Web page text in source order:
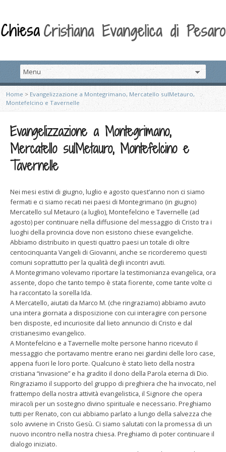
Home > Evangelizzazione a Montegrimano, Mercatello sulMetauro,
Montefelcino e Tavernelle
Evangelizzazione a Montegrimano,
Mercatello sulMetauro, Montefelcino e
Tavernelle
Nei mesi estivi di giugno, luglio e agosto quest’anno non ci siamo
fermati e ci siamo recati nei paesi di Montegrimano (in giugno)
Mercatello sul Metauro (a luglio), Montefelcino e Tavernelle (ad
agosto) per continuare nella diffusione del messaggio di Cristo tra i
luoghi della provincia dove non esistono chiese evangeliche.
Abbiamo distribuito in questi quattro paesi un totale di oltre
centocinquanta Vangeli di Giovanni, anche se ricorderemo questi
comuni soprattutto per la qualità degli incontri avuti.
A Montegrimano volevamo riportare la testimonianza evangelica, ora
assente, dopo che tanto tempo è stata fiorente, come tante volte ci
ha raccontato la sorella Ida.
A Mercatello, aiutati da Marco M. (che ringraziamo) abbiamo avuto
una intera giornata a disposizione con cui interagire con persone
ben disposte, ed incuriosite dal lieto annuncio di Cristo e dal
cristianesimo evangelico.
A Montefelcino e a Tavernelle molte persone hanno ricevuto il
messaggio che portavamo mentre erano nei giardini delle loro case,
appena fuori le loro porte. Qualcuno è stato lieto della nostra
cristiana “invasione” e ha gradito il dono della Parola eterna di Dio.
Ringraziamo il supporto del gruppo di preghiera che ha invocato, nel
frattempo della nostra attività evangelistica, il Signore che opera
miracoli per un sostegno divino spirituale e necessario. Preghiamo
tutti per Renato, con cui abbiamo parlato a lungo della salvezza che
solo avviene in Cristo Gesù. Ci siamo salutati con la promessa di un
nuovo incontro nella nostra chiesa. Preghiamo di poter continuare il
dialogo iniziato.